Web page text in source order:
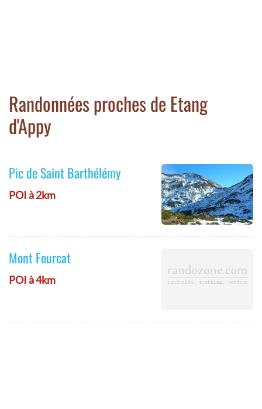
Randonnées proches de Etang
d'Appy
Pic de Saint Barthélémy
POI à 2km
Mont Fourcat
POI à 4km